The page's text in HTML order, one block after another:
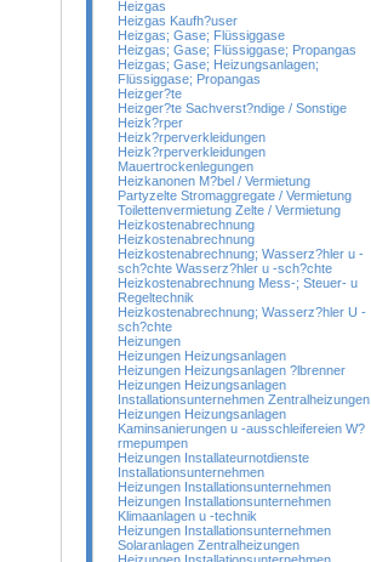
Heizgas
Heizgas Kaufh?user
Heizgas; Gase; Flüssiggase
Heizgas; Gase; Flüssiggase; Propangas
Heizgas; Gase; Heizungsanlagen;
Flüssiggase; Propangas
Heizger?te
Heizger?te Sachverst?ndige / Sonstige
Heizk?rper
Heizk?rperverkleidungen
Heizk?rperverkleidungen
Mauertrockenlegungen
Heizkanonen M?bel / Vermietung
Partyzelte Stromaggregate / Vermietung
Toilettenvermietung Zelte / Vermietung
Heizkostenabrechnung
Heizkostenabrechnung
Heizkostenabrechnung; Wasserz?hler u -
sch?chte Wasserz?hler u -sch?chte
Heizkostenabrechnung Mess-; Steuer- u
Regeltechnik
Heizkostenabrechnung; Wasserz?hler U -
sch?chte
Heizungen
Heizungen Heizungsanlagen
Heizungen Heizungsanlagen ?lbrenner
Heizungen Heizungsanlagen
Installationsunternehmen Zentralheizungen
Heizungen Heizungsanlagen
Kaminsanierungen u -ausschleifereien W?
rmepumpen
Heizungen Installateurnotdienste
Installationsunternehmen
Heizungen Installationsunternehmen
Heizungen Installationsunternehmen
Klimaanlagen u -technik
Heizungen Installationsunternehmen
Solaranlagen Zentralheizungen